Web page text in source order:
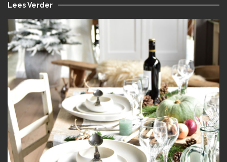
Lees Verder